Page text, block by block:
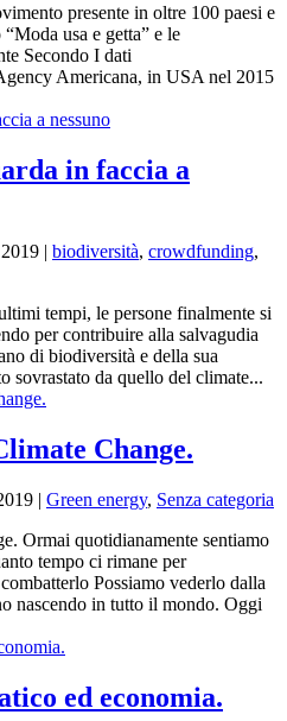
presente in oltre 100 paesi e
usa e getta” e le
Secondo I dati
Americana, in USA nel 2015
in faccia a
| biodiversità, crowdfunding,
tempi, le persone finalmente si
per contribuire alla salvagudia
di biodiversità e della sua
sovrastato da quello del climate...
Change.
| Green energy, Senza categoria
Ormai quotidianamente sentiamo
tempo ci rimane per
Possiamo vederlo dalla
nascendo in tutto il mondo. Oggi
ed economia.